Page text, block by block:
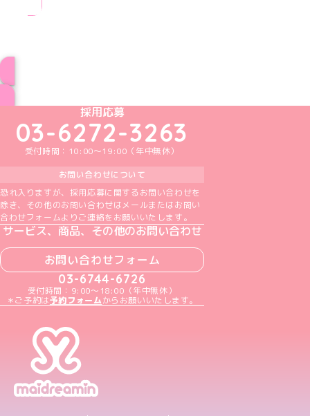
めいどりーみんTikTok公式アカウント
めいどりーみんX公式アカウント
めいどりーみんInstagram公式アカウント
めいどりーみんFacebook公式アカウン
めいどりーみんYouTube公式アカ
採用応募
03-6272-3263
受付時間：10:00～19:00（年中無休）
お問い合わせについて
恐れ入りますが、採用応募に関するお問い合わせを
除き、その他のお問い合わせはメールまたはお問い
合わせフォームよりご連絡をお願いいたします。
サービス、商品、その他のお問い合わせ
お問い合わせフォーム
03-6744-6726
受付時間：9:00～18:00（年中無休）
＊ご予約は予約フォームからお願いいたします。